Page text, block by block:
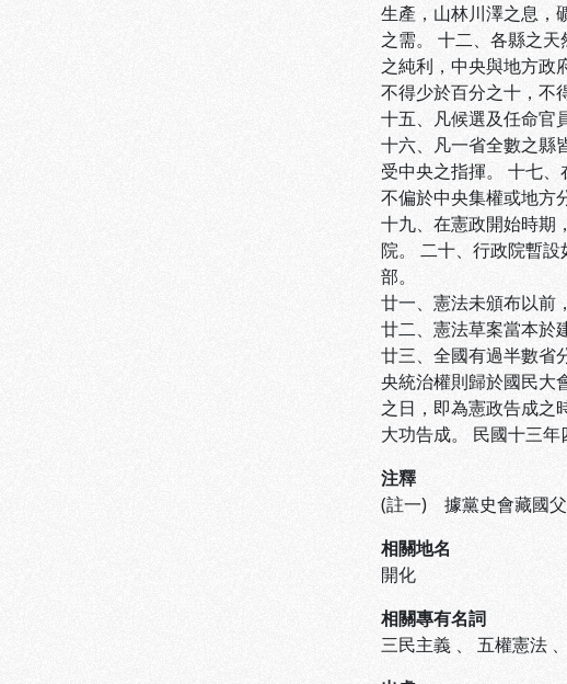
生產，山林川澤之息，
之需。 十二、各縣之
之純利，中央與地方政
不得少於百分之十，不
十五、凡候選及任命官
十六、凡一省全數之縣
受中央之指揮。 十七
不偏於中央集權或地方
十九、在憲政開始時期
院。 二十、行政院暫
部。
廿一、憲法未頒布以前
廿二、憲法草案當本於
廿三、全國有過半數省
央統治權則歸於國民大
之日，即為憲政告成之
大功告成。 民國十三年
注釋
(註一) 據黨史會藏國父
相關地名
開化
相關專有名詞
三民主義 、 五權憲法 、